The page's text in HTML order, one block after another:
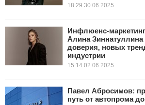
КУЛЬТУРА
НАУКА
СПОРТ
ШОУ-БИЗНЕС
18:29 30.06.2025
Инфлюенс-
Алина
доверия, новых
индустрии
15:14 02.06.2025
Павел Абросимов:
путь от автопрома